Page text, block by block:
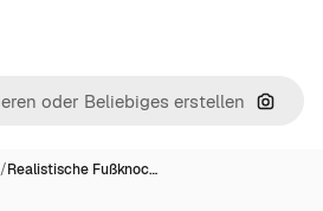
Nach
/Realistische Fußknoc…